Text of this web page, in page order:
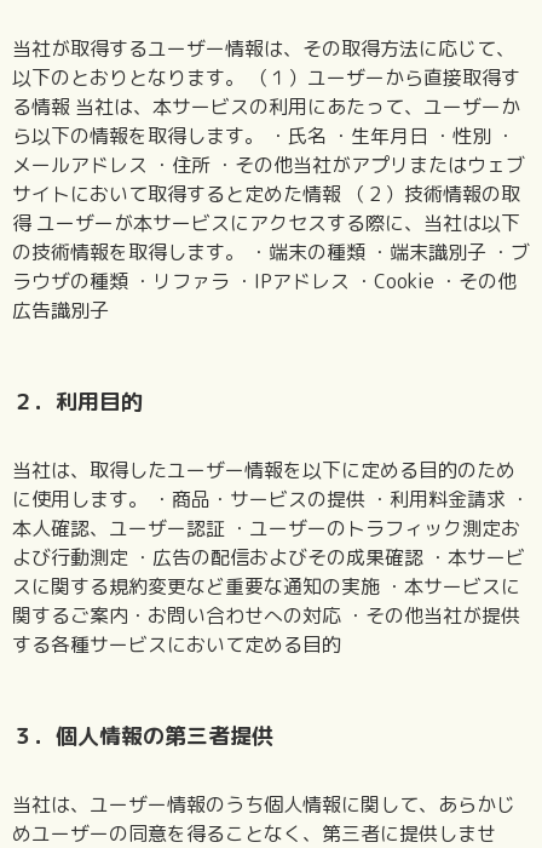
当社が取得するユーザー情報は、その取得方法に応じて、
以下のとおりとなります。 （１）ユーザーから直接取得す
る情報 当社は、本サービスの利用にあたって、ユーザーか
ら以下の情報を取得します。 ・氏名 ・生年月日 ・性別 ・
メールアドレス ・住所 ・その他当社がアプリまたはウェブ
サイトにおいて取得すると定めた情報 （２）技術情報の取
得 ユーザーが本サービスにアクセスする際に、当社は以下
の技術情報を取得します。 ・端末の種類 ・端末識別子 ・ブ
ラウザの種類 ・リファラ ・IPアドレス ・Cookie ・その他
広告識別子
２．利用目的
当社は、取得したユーザー情報を以下に定める目的のため
に使用します。 ・商品・サービスの提供 ・利用料金請求 ・
本人確認、ユーザー認証 ・ユーザーのトラフィック測定お
よび行動測定 ・広告の配信およびその成果確認 ・本サービ
スに関する規約変更など重要な通知の実施 ・本サービスに
関するご案内・お問い合わせへの対応 ・その他当社が提供
する各種サービスにおいて定める目的
３．個人情報の第三者提供
当社は、ユーザー情報のうち個人情報に関して、あらかじ
めユーザーの同意を得ることなく、第三者に提供しませ